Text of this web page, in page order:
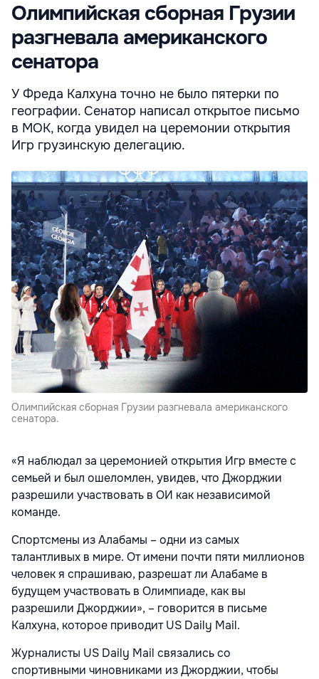
Олимпийская сборная Грузии
разгневала американского
сенатора
У Фреда Калхуна точно не было пятерки по
географии. Сенатор написал открытое письмо
в МОК, когда увидел на церемонии открытия
Игр грузинскую делегацию.
Олимпийская сборная Грузии разгневала американского
сенатора.
«Я наблюдал за церемонией открытия Игр вместе с
семьей и был ошеломлен, увидев, что Джорджии
разрешили участвовать в ОИ как независимой
команде.
Спортсмены из Алабамы – одни из самых
талантливых в мире. От имени почти пяти миллионов
человек я спрашиваю, разрешат ли Алабаме в
будущем участвовать в Олимпиаде, как вы
разрешили Джорджии», – говорится в письме
Калхуна, которое приводит US Daily Mail.
Журналисты US Daily Mail связались со
спортивными чиновниками из Джорджии, чтобы